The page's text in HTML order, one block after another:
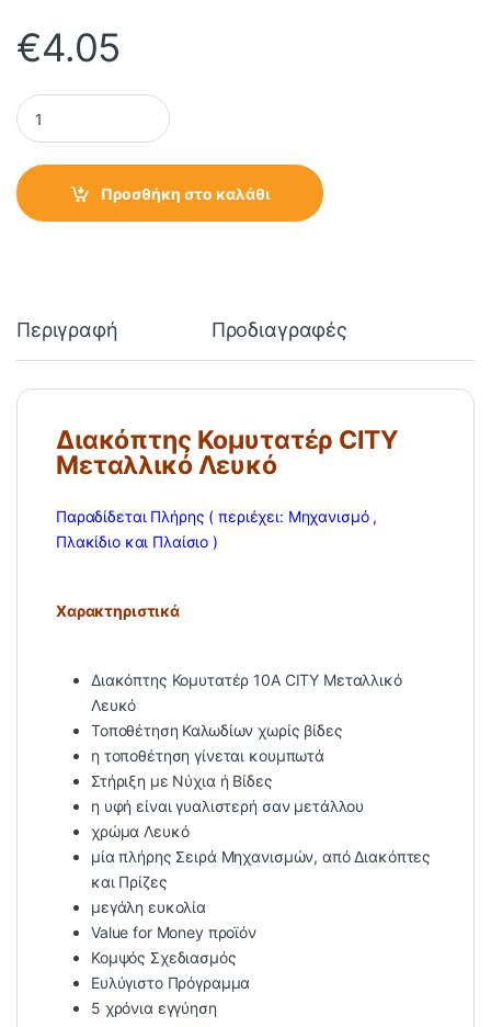
€4.05
Διακόπτης Κομυτατέρ CITY Μεταλλικό Λευκό quantity
Προσθήκη στο καλάθι
Περιγραφή Προδιαγραφές
Διακόπτης Κομυτατέρ CITY
Μεταλλικό Λευκό
Παραδίδεται Πλήρης ( περιέχει: Μηχανισμό ,
Πλακίδιο και Πλαίσιο )
Χαρακτηριστικά
Διακόπτης Κομυτατέρ 10A CITY Μεταλλικό
Λευκό
Τοποθέτηση Καλωδίων χωρίς βίδες
η τοποθέτηση γίνεται κουμπωτά
Στήριξη με Νύχια ή Βίδες
η υφή είναι γυαλιστερή σαν μετάλλου
χρώμα Λευκό
μία πλήρης Σειρά Μηχανισμών, από Διακόπτες
και Πρίζες
μεγάλη ευκολία
Value for Money προϊόν
Κομψός Σχεδιασμός
Ευλύγιστο Πρόγραμμα
5 χρόνια εγγύηση